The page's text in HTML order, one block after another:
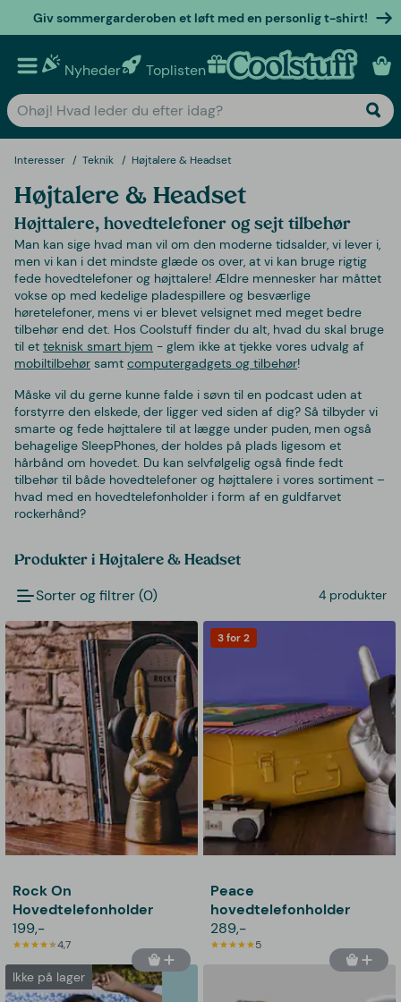
Giv sommergarderoben et løft med en personlig t-shirt!
Nyheder Toplisten Personlige gaver
Interesser Teknik Højtalere & Headset
Højtalere & Headset
Højttalere, hovedtelefoner og sejt tilbehør
Man kan sige hvad man vil om den moderne tidsalder, vi lever i,
men vi kan i det mindste glæde os over, at vi kan bruge rigtig
fede hovedtelefoner og højttalere! Ældre mennesker har måttet
vokse op med kedelige pladespillere og besværlige
høretelefoner, mens vi er blevet velsignet med meget bedre
tilbehør end det. Hos Coolstuff finder du alt, hvad du skal bruge
til et teknisk smart hjem - glem ikke at tjekke vores udvalg af
mobiltilbehør samt computergadgets og tilbehør!
Måske vil du gerne kunne falde i søvn til en podcast uden at
forstyrre den elskede, der ligger ved siden af dig? Så tilbyder vi
smarte og fede højttalere til at lægge under puden, men også
behagelige SleepPhones, der holdes på plads ligesom et
hårbånd om hovedet. Du kan selvfølgelig også finde fedt
tilbehør til både hovedtelefoner og højttalere i vores sortiment –
hvad med en hovedtelefonholder i form af en guldfarvet
rockerhånd?
Produkter i Højtalere & Headset
Sorter og filtrer (0) 4 produkter
Rock On
Hovedtelefonholder
199,-
4,7
3 for 2
Peace
hovedtelefonholder
289,-
5
Ikke på lager